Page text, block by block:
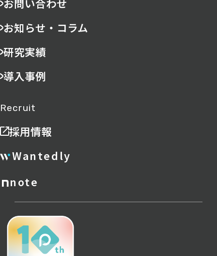
お問い合わせ
お知らせ・コラム
研究実績
導入事例
Recruit
採用情報
Wantedly
note
ポリシー
サイトマップ